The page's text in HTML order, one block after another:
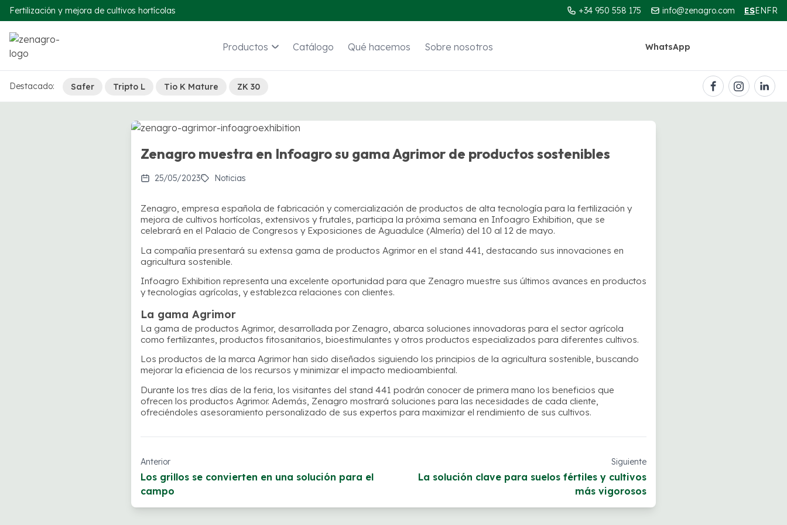
Fertilización y mejora de cultivos hortícolas +34 950 558 175 info@zenagro.com ESENFR
Productos Catálogo Qué hacemos Sobre nosotros WhatsApp
Destacado: Safer Tripto L Tio K Mature ZK 30
Zenagro muestra en Infoagro su gama Agrimor de productos sostenibles
25/05/2023 Noticias
Zenagro, empresa española de fabricación y comercialización de productos de alta tecnología para la fertilización y
mejora de cultivos hortícolas, extensivos y frutales, participa la próxima semana en Infoagro Exhibition, que se
celebrará en el Palacio de Congresos y Exposiciones de Aguadulce (Almería) del 10 al 12 de mayo.
La compañía presentará su extensa gama de productos Agrimor en el stand 441, destacando sus innovaciones en
agricultura sostenible.
Infoagro Exhibition representa una excelente oportunidad para que Zenagro muestre sus últimos avances en productos
y tecnologías agrícolas, y establezca relaciones con clientes.
La gama Agrimor
La gama de productos Agrimor, desarrollada por Zenagro, abarca soluciones innovadoras para el sector agrícola
como fertilizantes, productos fitosanitarios, bioestimulantes y otros productos especializados para diferentes cultivos.
Los productos de la marca Agrimor han sido diseñados siguiendo los principios de la agricultura sostenible, buscando
mejorar la eficiencia de los recursos y minimizar el impacto medioambiental.
Durante los tres días de la feria, los visitantes del stand 441 podrán conocer de primera mano los beneficios que
ofrecen los productos Agrimor. Además, Zenagro mostrará soluciones para las necesidades de cada cliente,
ofreciéndoles asesoramiento personalizado de sus expertos para maximizar el rendimiento de sus cultivos.
Anterior
Los grillos se convierten en una solución para el
campo
Siguiente
La solución clave para suelos fértiles y cultivos
más vigorosos